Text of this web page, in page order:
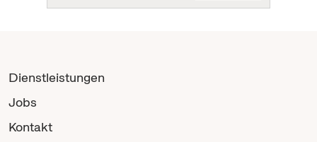
Dienstleistungen
Jobs
Kontakt